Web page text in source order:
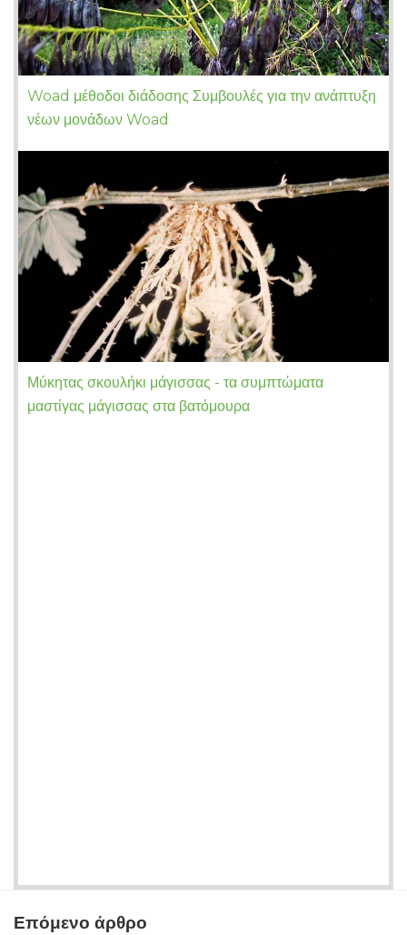
Woad μέθοδοι διάδοσης Συμβουλές για την ανάπτυξη
νέων μονάδων Woad
Μύκητας σκουλήκι μάγισσας - τα συμπτώματα
μαστίγας μάγισσας στα βατόμουρα
Επόμενο άρθρο